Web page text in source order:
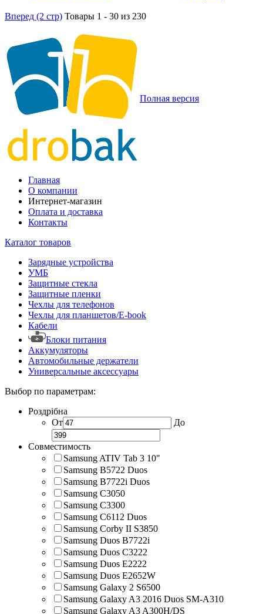
Вперед (2 стр) Товары 1 - 30 из 230
Полная версия
Главная
О компании
Интернет-магазин
Оплата и доставка
Контакты
Каталог товаров
Зарядные устройства
УМБ
Защитные стекла
Защитные пленки
Чехлы для телефонов
Чехлы для планшетов/E-book
Кабели
Блоки питания
Аккумуляторы
Автомобильные держатели
Универсальные аксессуары
Выбор по параметрам:
Роздрібна
От
До
Совместимость
Samsung ATIV Tab 3 10"
Samsung B5722 Duos
Samsung B7722i Duos
Samsung C3050
Samsung C3300
Samsung C6112 Duos
Samsung Corby II S3850
Samsung Duos B7722i
Samsung Duos C3222
Samsung Duos E2222
Samsung Duos E2652W
Samsung Galaxy 2 S6500
Samsung Galaxy A3 2016 Duos SM-A310
Samsung Galaxy A3 A300H/DS